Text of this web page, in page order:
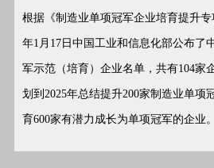
根据《制造业单项冠军企业培育提升
年1月17日中国工业和信息化部公布了
军示范（培育）企业名单，共有104家
划到2025年总结提升200家制造业单项
育600家有潜力成长为单项冠军的企业。